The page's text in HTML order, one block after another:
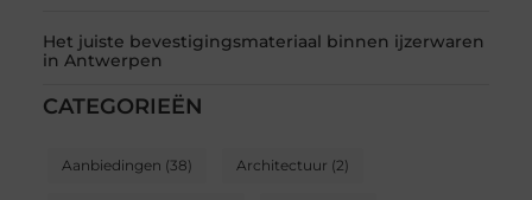
Het juiste bevestigingsmateriaal binnen ijzerwaren
in Antwerpen
CATEGORIEËN
Aanbiedingen (38) Architectuur (2)